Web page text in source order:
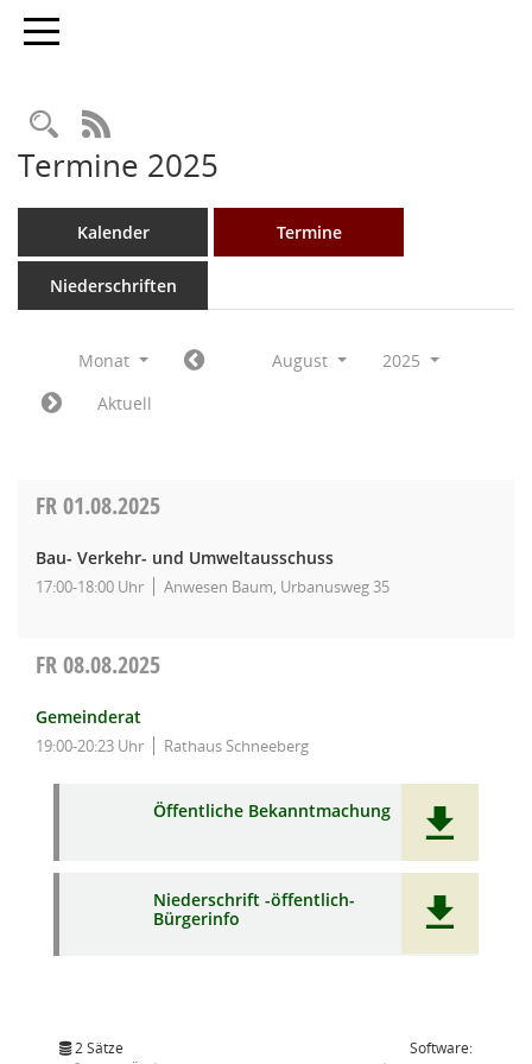
Toggle navigation
Rechercheauswahl
RSS-Feed
Termine 2025
Kalender Termine
Niederschriften
Monat August
2025
Aktuell
FR01.08.2025
Bau- Verkehr- und Umweltausschuss
17:00-18:00 Uhr Anwesen Baum, Urbanusweg 35
FR08.08.2025
Gemeinderat
19:00-20:23 Uhr Rathaus Schneeberg
Öffentliche Bekanntmachung
Niederschrift -öffentlich-
Bürgerinfo
2 Sätze
Software: